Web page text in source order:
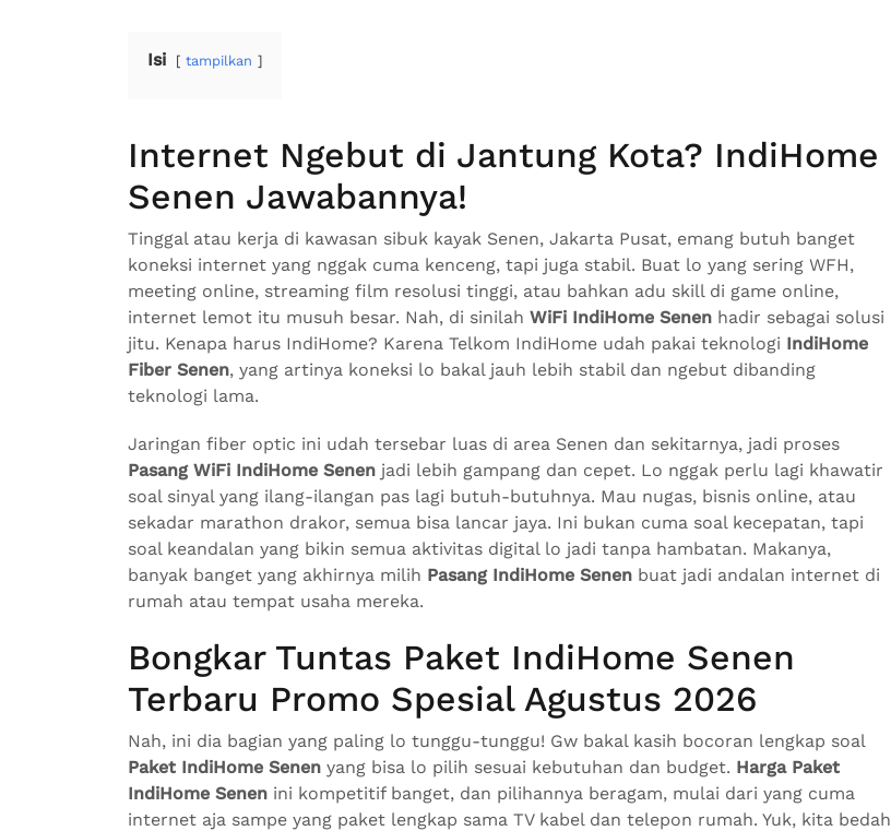
Isi tampilkan
Internet Ngebut di Jantung Kota? IndiHome
Senen Jawabannya!
Tinggal atau kerja di kawasan sibuk kayak Senen, Jakarta Pusat, emang butuh banget
koneksi internet yang nggak cuma kenceng, tapi juga stabil. Buat lo yang sering WFH,
meeting online, streaming film resolusi tinggi, atau bahkan adu skill di game online,
internet lemot itu musuh besar. Nah, di sinilah WiFi IndiHome Senen hadir sebagai solusi
jitu. Kenapa harus IndiHome? Karena Telkom IndiHome udah pakai teknologi IndiHome
Fiber Senen, yang artinya koneksi lo bakal jauh lebih stabil dan ngebut dibanding
teknologi lama.
Jaringan fiber optic ini udah tersebar luas di area Senen dan sekitarnya, jadi proses
Pasang WiFi IndiHome Senen jadi lebih gampang dan cepet. Lo nggak perlu lagi khawatir
soal sinyal yang ilang-ilangan pas lagi butuh-butuhnya. Mau nugas, bisnis online, atau
sekadar marathon drakor, semua bisa lancar jaya. Ini bukan cuma soal kecepatan, tapi
soal keandalan yang bikin semua aktivitas digital lo jadi tanpa hambatan. Makanya,
banyak banget yang akhirnya milih Pasang IndiHome Senen buat jadi andalan internet di
rumah atau tempat usaha mereka.
Bongkar Tuntas Paket IndiHome Senen
Terbaru Promo Spesial Agustus 2026
Nah, ini dia bagian yang paling lo tunggu-tunggu! Gw bakal kasih bocoran lengkap soal
Paket IndiHome Senen yang bisa lo pilih sesuai kebutuhan dan budget. Harga Paket
IndiHome Senen ini kompetitif banget, dan pilihannya beragam, mulai dari yang cuma
internet aja sampe yang paket lengkap sama TV kabel dan telepon rumah. Yuk, kita bedah